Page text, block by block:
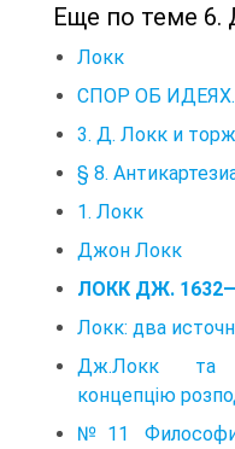
Еще по теме 6.
Локк
СПОР ОБ
3. Д. Локк и
§ 8.
1. Локк
Джон Локк
ЛОКК ДЖ.
Локк: два
Дж.Локк та
концепцію
№11